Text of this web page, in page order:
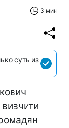
3 мин
суть из